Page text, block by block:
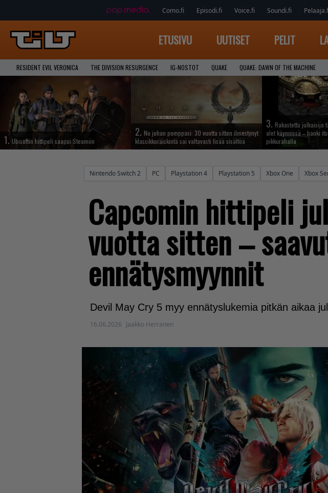
Como.fi Episodi.fi Voice.fi Soundi.fi
ETUSIVU UUTISET PELIT
RESIDENT EVIL VERONICA THE DIVISION RESURGENCE IG-NOSTOT QUAKE QUAKE: DAWN OF THE MACHINE
1. Ubisoftin hittipeli saapui Steamiin
2. No johan pomppasi: 30 vuotta sitten ilmestynyt
klassikkoräiskintä sai valtavasti lisää sisältöä
3. Rakastettu julkaisija
alet käynnissä – hanki
pikkurahalla
Nintendo Switch 2 PC Playstation 4 Playstation 5 Xbox One Xbox
Capcomin hittipeli
vuotta sitten –
ennätysmyynnit
Devil May Cry 5 myy ennätyslukemia pitkän aikaa
16.06.2026 Jaakko Herranen